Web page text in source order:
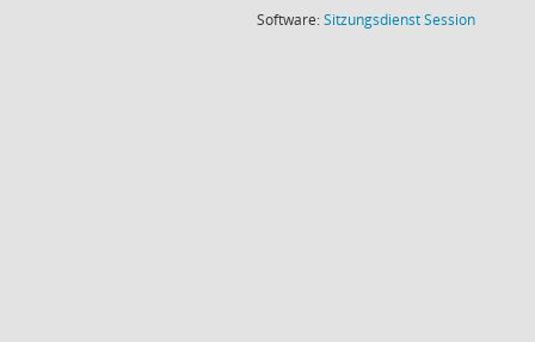
Software:SitzungsdienstSession(Wird in